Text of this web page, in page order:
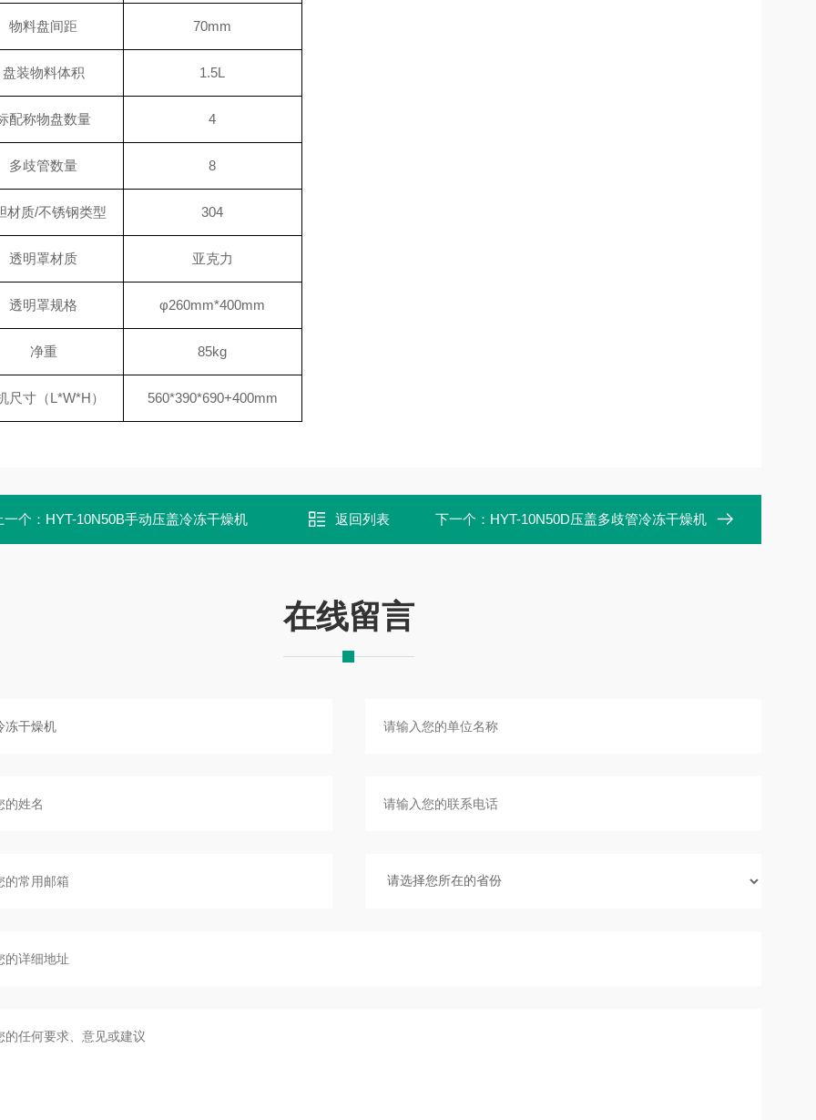
物料盘间距 70mm
盘装物料体积 1.5L
配称物盘数量 4
多歧管数量 8
材质/不锈钢类型 304
透明罩材质 亚克力
透明罩规格 φ260mm*400mm
净重 85kg
尺寸（L*W*H） 560*390*690+400mm
一个： HYT-10N50B手动压盖冷冻干燥机 返回列表 下一个： HYT-10N50D压盖多歧管冷冻干燥机
在线留言